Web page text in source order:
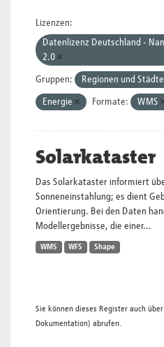
Lizenzen:
Datenlizenz Deutschland -
2.0
Gruppen: Regionen und Städte
Energie Formate: WMS
Solarkataster
Das Solarkataster informiert
Sonneneinstahlung; es dient
Orientierung. Bei den Daten
Modellergebnisse, die einer...
WMS WFS Shape
Sie können dieses Register auch
Dokumentation) abrufen.